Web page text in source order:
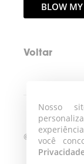
BLOW
Voltar
©2026
Nosso
você